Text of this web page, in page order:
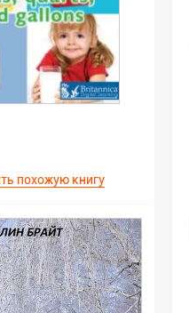
похожую книгу